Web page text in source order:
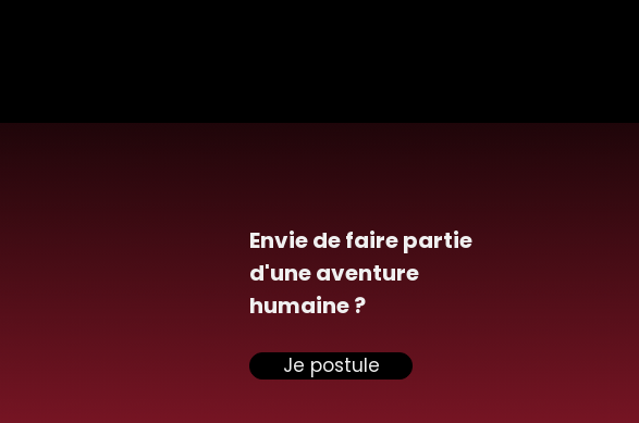
Audensiel remporte deux
Envie de faire partie
d'une aventure
humaine ?
Je postule